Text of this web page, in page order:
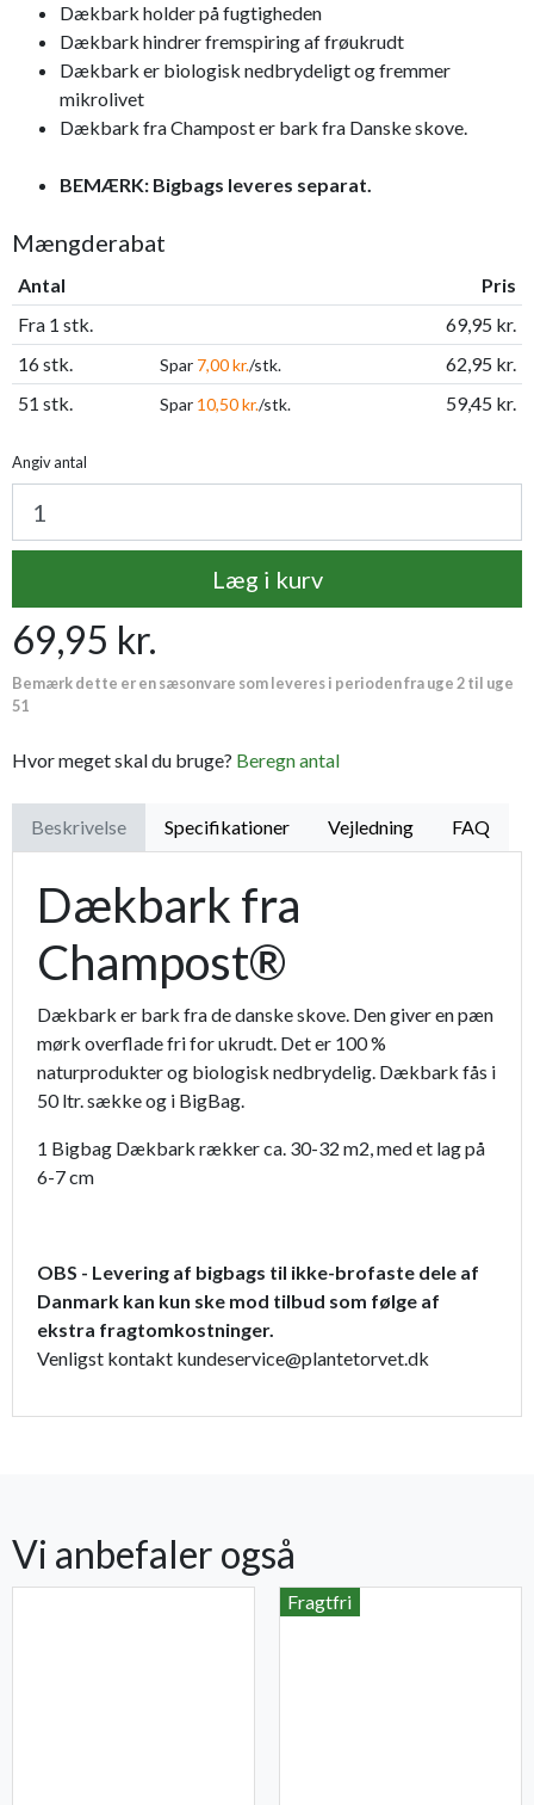
Dækbark holder på fugtigheden
Dækbark hindrer fremspiring af frøukrudt
Dækbark er biologisk nedbrydeligt og fremmer
mikrolivet
Dækbark fra Champost er bark fra Danske skove.
BEMÆRK: Bigbags leveres separat.
Mængderabat
Antal
Pris
Fra 1 stk.
69,95 kr.
16 stk.
Spar 7,00 kr./stk.
62,95 kr.
51 stk.
Spar 10,50 kr./stk. 59,45 kr.
Angiv antal
Læg i kurv
69,95 kr.
Bemærk dette er en sæsonvare som leveres i perioden fra uge 2 til uge
51
Hvor meget skal du bruge? Beregn antal
Beskrivelse Specifikationer Vejledning FAQ
Dækbark fra
Champost®
Dækbark er bark fra de danske skove. Den giver en pæn
mørk overflade fri for ukrudt. Det er 100 %
naturprodukter og biologisk nedbrydelig. Dækbark fås i
50 ltr. sække og i BigBag.
1 Bigbag Dækbark rækker ca. 30-32 m2, med et lag på
6-7 cm
OBS - Levering af bigbags til ikke-brofaste dele af
Danmark kan kun ske mod tilbud som følge af
ekstra fragtomkostninger.
Venligst kontakt kundeservice@plantetorvet.dk
Vi anbefaler også
Fragtfri